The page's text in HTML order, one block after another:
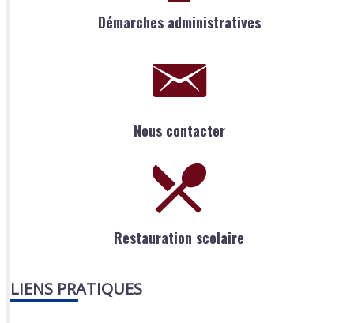
Démarches administratives
Nous contacter
Restauration scolaire
LIENS PRATIQUES